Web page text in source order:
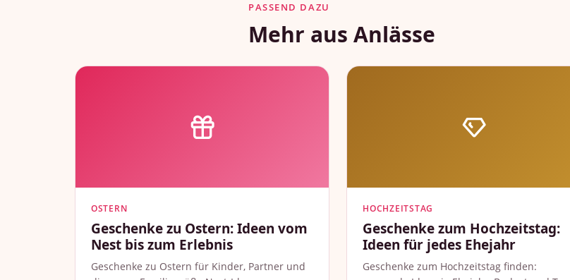
PASSEND DAZU
Mehr aus Anlässe
OSTERN
Geschenke zu Ostern: Ideen vom
Nest bis zum Erlebnis
Geschenke zu Ostern für Kinder, Partner und
HOCHZEITSTAG
Geschenke zum Hochzeitstag:
Ideen für jedes Ehejahr
Geschenke zum Hochzeitstag finden: